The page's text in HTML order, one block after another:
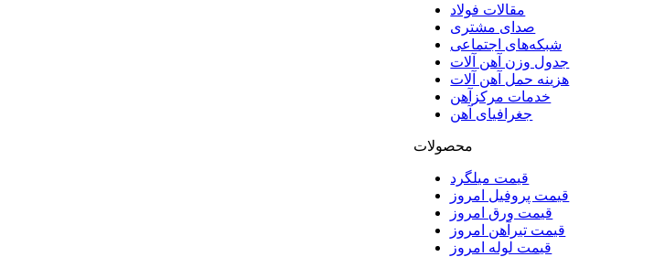
مقالات فولاد
صدای مشتری
شبکه‌های اجتماعی
جدول وزن آهن آلات
هزینه حمل آهن آلات
خدمات مرکزآهن
جغرافیای آهن
محصولات
قیمت میلگرد
قیمت پروفیل امروز
قیمت ورق امروز
قیمت تیرآهن امروز
قیمت لوله امروز